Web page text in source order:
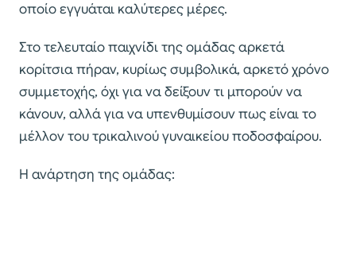
οποίο εγγυάται καλύτερες μέρες.
Στο τελευταίο παιχνίδι της ομάδας αρκετά
κορίτσια πήραν, κυρίως συμβολικά, αρκετό χρόνο
συμμετοχής, όχι για να δείξουν τι μπορούν να
κάνουν, αλλά για να υπενθυμίσουν πως είναι το
μέλλον του τρικαλινού γυναικείου ποδοσφαίρου.
Η ανάρτηση της ομάδας: